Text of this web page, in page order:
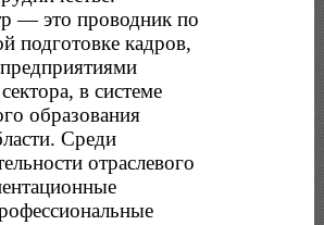
— это проводник по
подготовке кадров,
в системе
образования
Среди
отраслевого